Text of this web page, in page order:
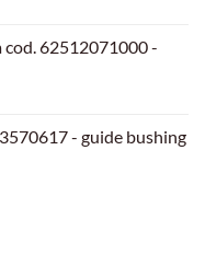
62512071000 -
- guide bushing